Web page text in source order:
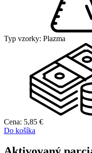
Typ vzorky: Plazma
Cena: 5,85 €
Do košíka